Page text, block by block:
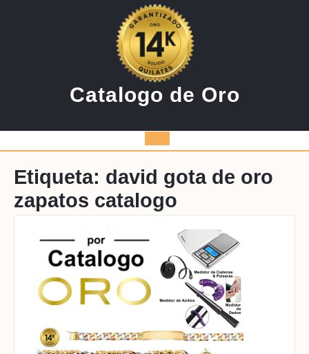
Catalogo de Oro
Botón
de
apertura
Etiqueta: david gota de oro
zapatos catalogo